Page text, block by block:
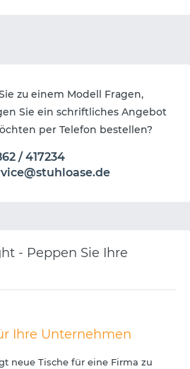
zu einem Modell Fragen,
Sie ein schriftliches Angebot
per Telefon bestellen?
/ 417234
- Peppen Sie Ihre
Ihre Unternehmen
neue Tische für eine Firma zu